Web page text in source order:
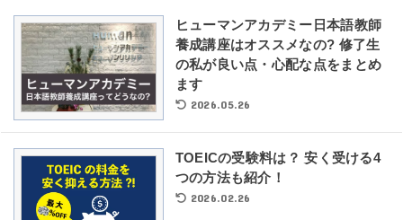
ヒューマンアカデミー日本語教師
養成講座はオススメなの? 修了生
の私が良い点・心配な点をまとめ
ます
2026.05.26
TOEICの受験料は？ 安く受ける4
つの方法も紹介！
2026.02.26